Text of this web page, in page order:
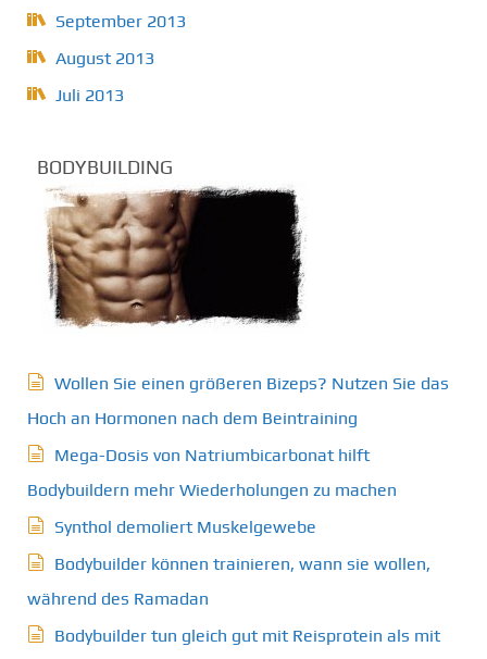
September 2013
August 2013
Juli 2013
BODYBUILDING
Wollen Sie einen größeren Bizeps? Nutzen Sie das
Hoch an Hormonen nach dem Beintraining
Mega-Dosis von Natriumbicarbonat hilft
Bodybuildern mehr Wiederholungen zu machen
Synthol demoliert Muskelgewebe
Bodybuilder können trainieren, wann sie wollen,
während des Ramadan
Bodybuilder tun gleich gut mit Reisprotein als mit